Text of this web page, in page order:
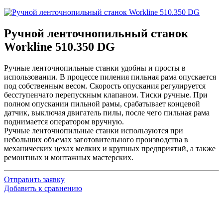
Ручной ленточнопильный станок
Workline 510.350 DG
Ручные ленточнопильные станки удобны и просты в
использовании. В процессе пиления пильная рама опускается
под собственным весом. Скорость опускания регулируется
бесступенчато перепускным клапаном. Тиски ручные. При
полном опускании пильной рамы, срабатывает концевой
датчик, выключая двигатель пилы, после чего пильная рама
поднимается оператором вручную.
Ручные ленточнопильные станки используются при
небольших объемах заготовительного производства в
механических цехах мелких и крупных предприятий, а также
ремонтных и монтажных мастерских.
Отправить заявку
Добавить к сравнению